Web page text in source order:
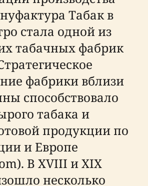
Табак в
стала одной из
табачных фабрик
фабрики вблизи
способствовало
табака и
продукции по
и Европе
В XVIII и XIX
несколько